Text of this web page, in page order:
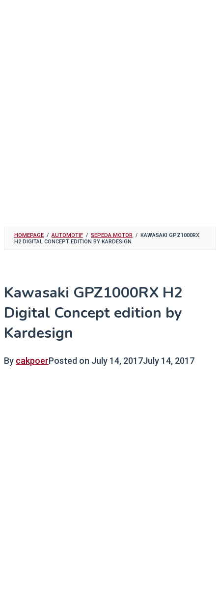
HOMEPAGE / AUTOMOTIF / SEPEDA MOTOR / KAWASAKI GPZ1000RX
H2 DIGITAL CONCEPT EDITION BY KARDESIGN
Kawasaki GPZ1000RX H2
Digital Concept edition by
Kardesign
By cakpoerPosted on July 14, 2017July 14, 2017